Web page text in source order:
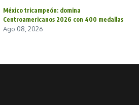
México tricampeón: domina
Centroamericanos 2026 con 400 medallas
Ago 08, 2026